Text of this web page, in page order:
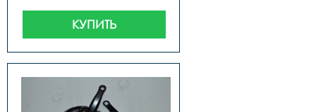
КУПИТЬ